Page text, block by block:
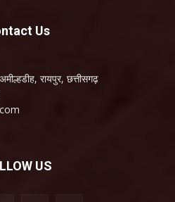
Us
रायपुर, छत्तीसगढ़
US